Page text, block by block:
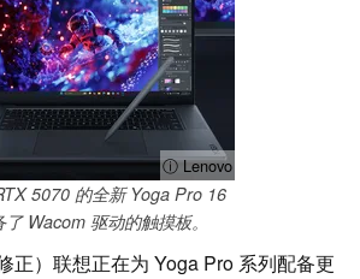
ⓘ Lenovo
5070 的全新 Yoga Pro 16
了 Wacom 驱动的触摸板。
正）联想正在为 Yoga Pro 系列配备更